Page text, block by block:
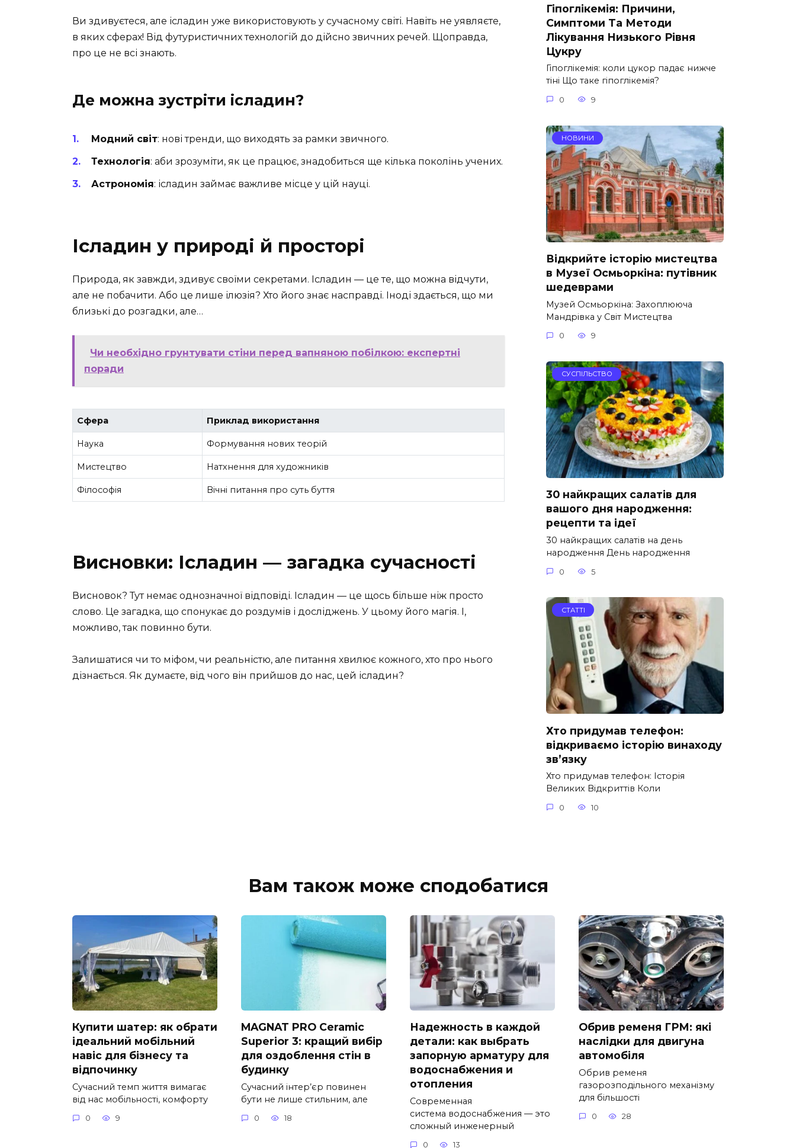
Ви здивуєтеся, але ісладин уже використовують у сучасному світі. Навіть не уявляєте,
в яких сферах! Від футуристичних технологій до дійсно звичних речей. Щоправда,
про це не всі знають.
Де можна зустріти ісладин?
Модний світ: нові тренди, що виходять за рамки звичного.
Технологія: аби зрозуміти, як це працює, знадобиться ще кілька поколінь учених.
Астрономія: ісладин займає важливе місце у цій науці.
Ісладин у природі й просторі
Природа, як завжди, здивує своїми секретами. Ісладин — це те, що можна відчути,
але не побачити. Або це лише ілюзія? Хто його знає насправді. Іноді здається, що ми
близькі до розгадки, але…
Чи необхідно грунтувати стіни перед вапняною побілкою: експертні
поради
Сфера Приклад використання
Наука Формування нових теорій
Мистецтво Натхнення для художників
Філософія Вічні питання про суть буття
Висновки: Ісладин — загадка сучасності
Висновок? Тут немає однозначної відповіді. Ісладин — це щось більше ніж просто
слово. Це загадка, що спонукає до роздумів і досліджень. У цьому його магія. І,
можливо, так повинно бути.
Залишатися чи то міфом, чи реальністю, але питання хвилює кожного, хто про нього
дізнається. Як думаєте, від чого він прийшов до нас, цей ісладин?
Гіпоглікемія: Причини,
Симптоми Та Методи
Лікування Низького Рівня
Цукру
Гіпоглікемія: коли цукор падає нижче
тіні Що таке гіпоглікемія?
0 9
НОВИНИ
Відкрийте історію мистецтва
в Музеї Осмьоркіна: путівник
шедеврами
Музей Осмьоркіна: Захоплююча
Мандрівка у Світ Мистецтва
0 9
СУСПІЛЬСТВО
30 найкращих салатів для
вашого дня народження:
рецепти та ідеї
30 найкращих салатів на день
народження День народження
0 5
СТАТТІ
Хто придумав телефон:
відкриваємо історію винаходу
зв’язку
Хто придумав телефон: Історія
Великих Відкриттів Коли
0 10
Вам також може сподобатися
Купити шатер: як обрати
ідеальний мобільний
навіс для бізнесу та
відпочинку
Сучасний темп життя вимагає
від нас мобільності, комфорту
0 9
MAGNAT PRO Ceramic
Superior 3: кращий вибір
для оздоблення стін в
будинку
Сучасний інтер’єр повинен
бути не лише стильним, але
0 18
Надежность в каждой
детали: как выбрать
запорную арматуру для
водоснабжения и
отопления
Современная
система водоснабжения — это
сложный инженерный
0 13
Обрив ременя ГРМ: які
наслідки для двигуна
автомобіля
Обрив ременя
газорозподільного механізму
для більшості
0 28